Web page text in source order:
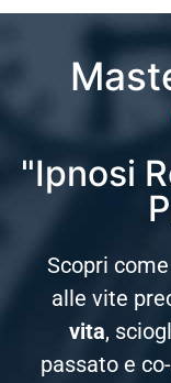
"Ipnosi
Scopri
alle vite
vita,
passato e